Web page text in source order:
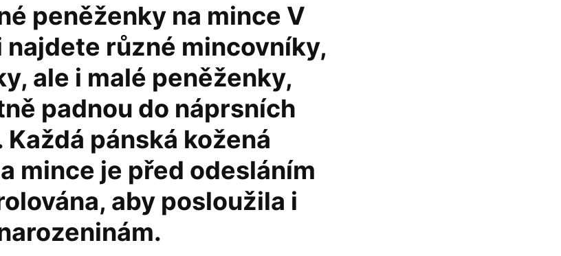
peněženky na mince V
různé mincovníky,
ale i malé peněženky,
padnou do náprsních
pánská kožená
mince je před odesláním
aby posloužila i